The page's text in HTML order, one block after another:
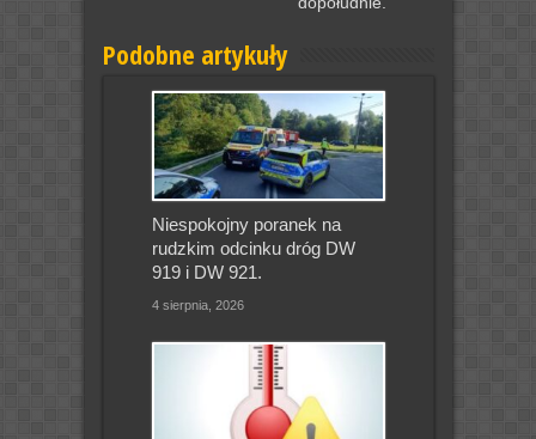
Podobne artykuły
Niespokojny poranek na
rudzkim odcinku dróg DW
919 i DW 921.
4 sierpnia, 2026